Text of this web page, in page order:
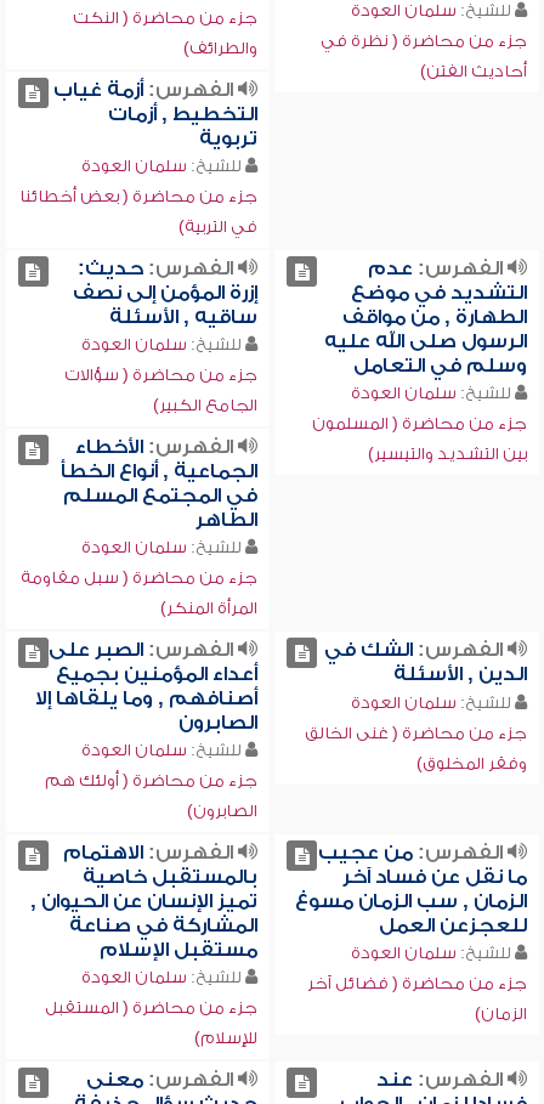
للشيخ: سلمان العودة
جزء من محاضرة ( نظرة في
أحاديث الفتن)
جزء من محاضرة ( النكت
والطرائف)
الفهرس:أزمة غياب
التخطيط , أزمات
تربوية
للشيخ: سلمان العودة
جزء من محاضرة ( بعض أخطائنا
في التربية)
الفهرس: عدم
التشديد في موضع
الطهارة , من مواقف
الرسول صلى الله عليه
وسلم في التعامل
للشيخ: سلمان العودة
جزء من محاضرة ( المسلمون
بين التشديد والتيسير)
الفهرس:حديث:
إزرة المؤمن إلى نصف
ساقيه , الأسئلة
للشيخ: سلمان العودة
جزء من محاضرة ( سؤالات
الجامع الكبير)
الفهرس:الأخطاء
الجماعية , أنواع الخطأ
في المجتمع المسلم
الطاهر
للشيخ: سلمان العودة
جزء من محاضرة ( سبل مقاومة
المرأة المنكر)
الفهرس:الشك في
الدين , الأسئلة
للشيخ: سلمان العودة
جزء من محاضرة ( غنى الخالق
وفقر المخلوق)
الفهرس:الصبر على
أعداء المؤمنين بجميع
أصنافهم , وما يلقاها إلا
الصابرون
للشيخ: سلمان العودة
جزء من محاضرة ( أولئك هم
الصابرون)
الفهرس:من عجيب
ما نقل عن فساد آخر
الزمان , سب الزمان مسوغ
للعجزعن العمل
للشيخ: سلمان العودة
جزء من محاضرة ( فضائل آخر
الزمان)
الفهرس:الاهتمام
بالمستقبل خاصية
تميز الإنسان عن الحيوان ,
المشاركة في صناعة
مستقبل الإسلام
للشيخ: سلمان العودة
جزء من محاضرة ( المستقبل
للإسلام)
الفهرس: عند
الفهرس:معنى